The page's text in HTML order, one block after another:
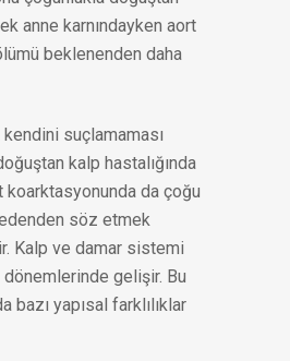
anne karnındayken aort
beklenenden daha
suçlamaması
kalp hastalığında
koarktasyonunda da çoğu
söz etmek
Kalp ve damar sistemi
gelişir. Bu
bazı yapısal farklılıklar